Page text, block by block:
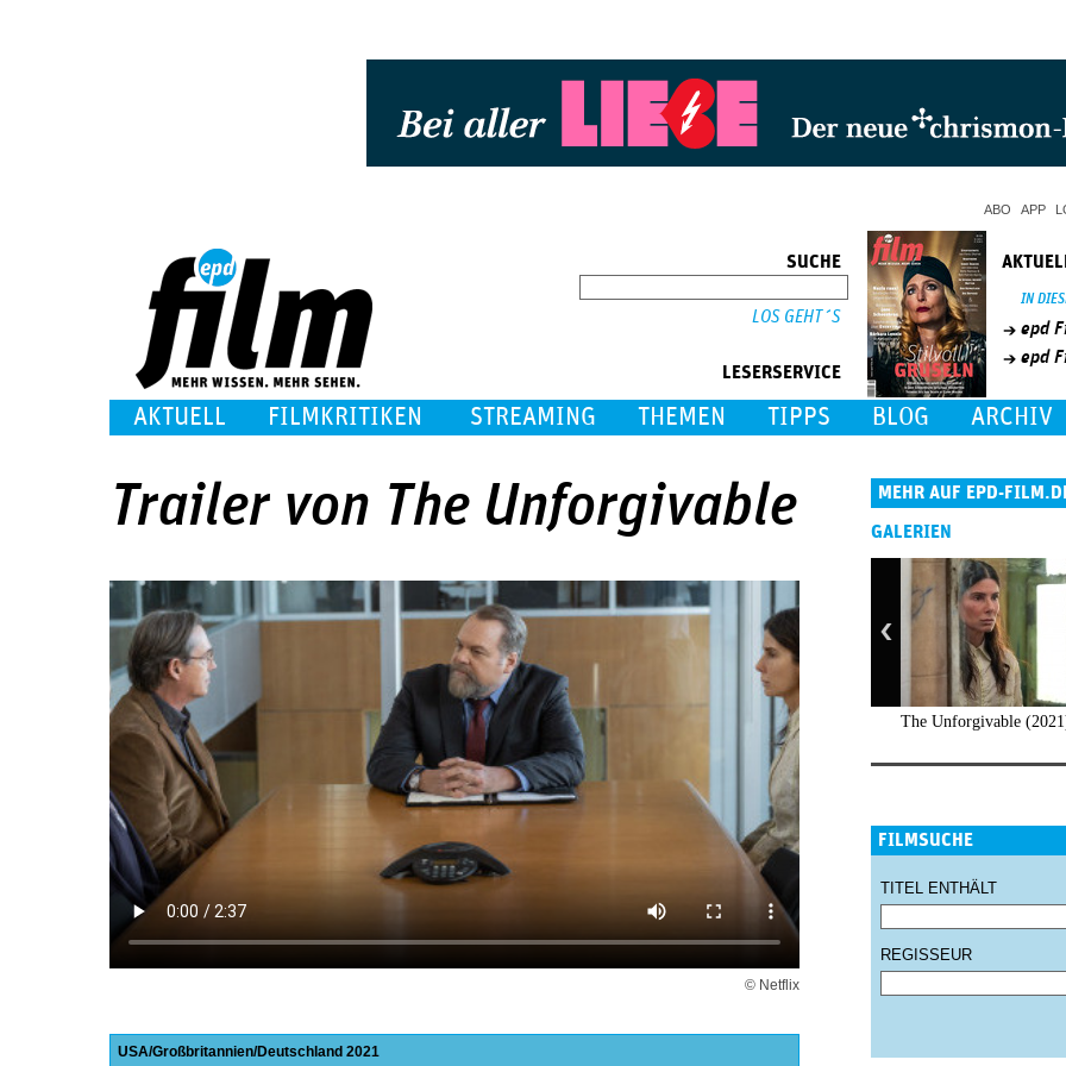
ABO APP
SUCHE
LESERSERVICE
IN
epd
epd
AKTUELL FILMKRITIKEN STREAMING THEMEN TIPPS BLOG ARCHIV
Trailer von The Unforgivable
© Netflix
USA Großbritannien Deutschland 2021
MEHR AUF EPD-
GALERIEN
The Unforgivable
FILMSUCHE
TITEL ENTHÄLT
REGISSEUR